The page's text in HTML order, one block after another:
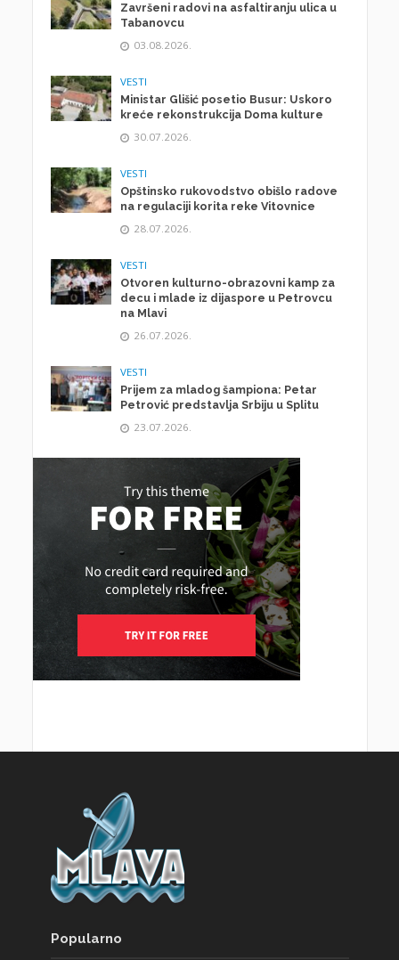
Završeni radovi na asfaltiranju ulica u
Tabanovcu
03.08.2026.
VESTI
Ministar Glišić posetio Busur: Uskoro
kreće rekonstrukcija Doma kulture
30.07.2026.
VESTI
Opštinsko rukovodstvo obišlo radove
na regulaciji korita reke Vitovnice
28.07.2026.
VESTI
Otvoren kulturno-obrazovni kamp za
decu i mlade iz dijaspore u Petrovcu
na Mlavi
26.07.2026.
VESTI
Prijem za mladog šampiona: Petar
Petrović predstavlja Srbiju u Splitu
23.07.2026.
Popularno